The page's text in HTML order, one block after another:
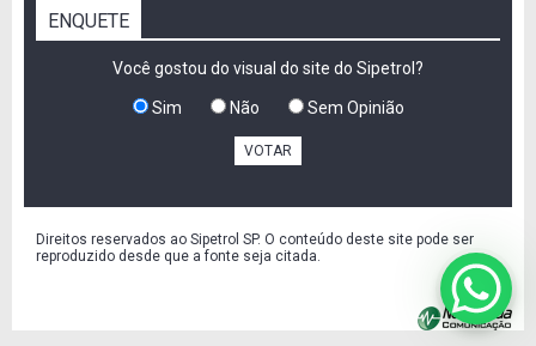
ENQUETE
Você gostou do visual do site do Sipetrol?
Sim Não Sem Opinião
VOTAR
Direitos reservados ao Sipetrol SP. O conteúdo deste site pode ser
reproduzido desde que a fonte seja citada.